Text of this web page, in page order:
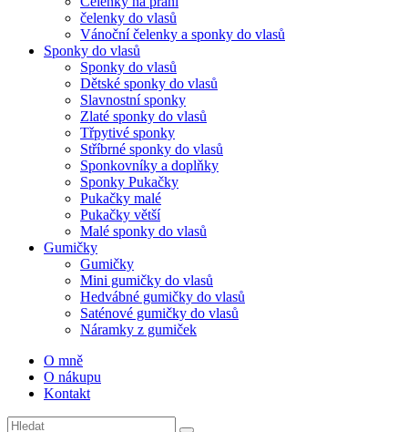
čelenky do vlasů
Vánoční čelenky a sponky do vlasů
Sponky do vlasů
Sponky do vlasů
Dětské sponky do vlasů
Slavnostní sponky
Zlaté sponky do vlasů
Třpytivé sponky
Stříbrné sponky do vlasů
Sponkovníky a doplňky
Sponky Pukačky
Pukačky malé
Pukačky větší
Malé sponky do vlasů
Gumičky
Gumičky
Mini gumičky do vlasů
Hedvábné gumičky do vlasů
Saténové gumičky do vlasů
Náramky z gumiček
O mně
O nákupu
Kontakt